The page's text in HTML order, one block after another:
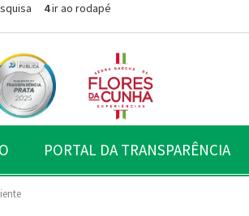
4ir ao rodapé
PORTAL DA TRANSPARÊNCIA